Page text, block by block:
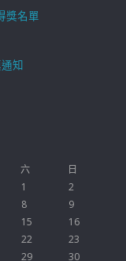
獎名單
知
六
日
1
2
8
9
15
16
22
23
29
30